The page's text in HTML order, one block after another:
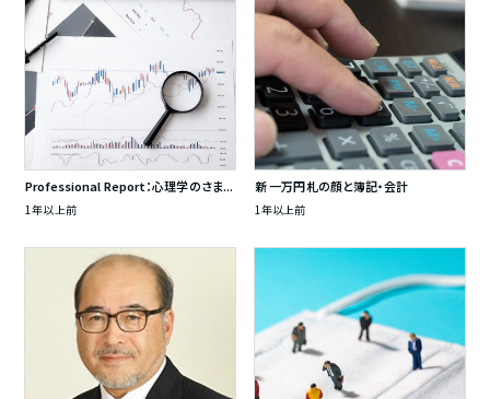
Professional Report：心理学のさま...
1年以上前
新 一万円札の顔と簿記・会計
1年以上前